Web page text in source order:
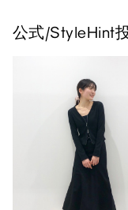
公式/StyleHint